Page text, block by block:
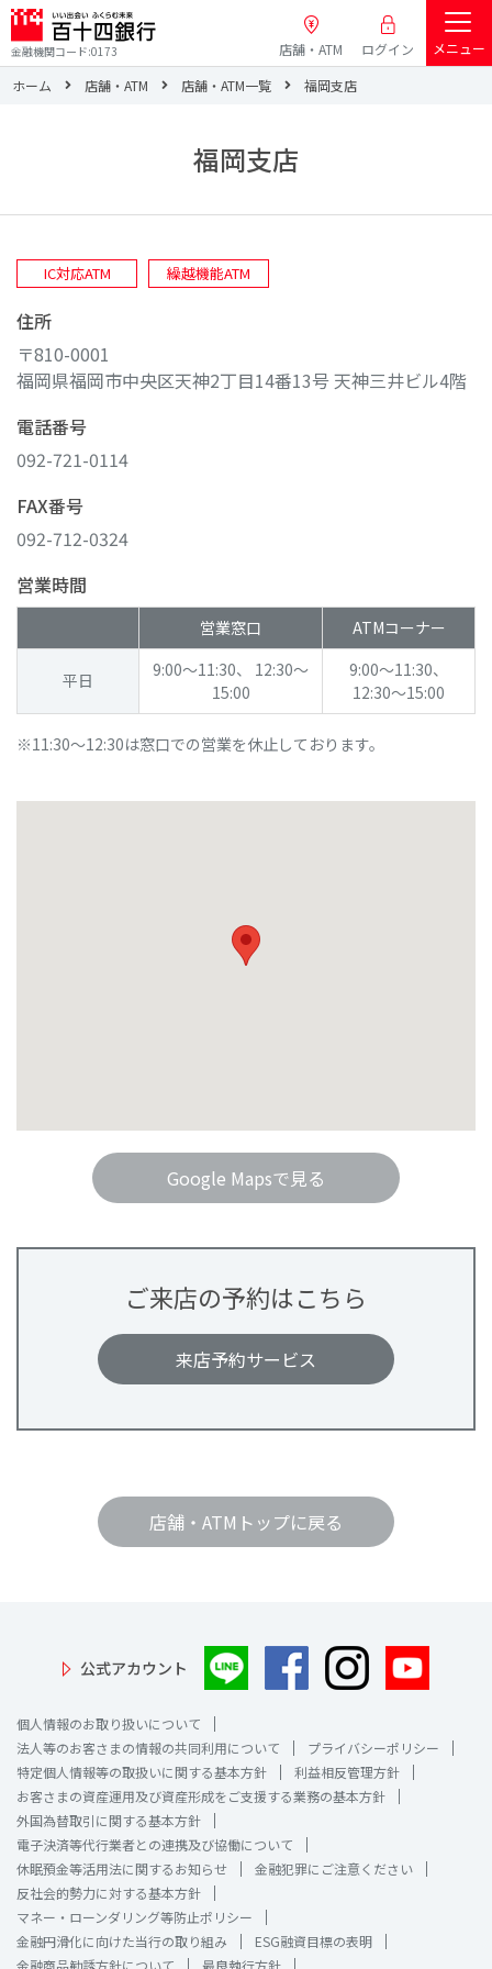
金融機関コード:0173 店舗・ATM ログイン
メニュー
ホーム
店舗・ATM 店舗・ATM一覧 福岡支店
福岡支店
IC対応ATM 繰越機能ATM
住所
〒810-0001
福岡県福岡市中央区天神2丁目14番13号 天神三井ビル4階
電話番号
092-721-0114
FAX番号
092-712-0324
営業時間
営業窓口 ATMコーナー
平日
9:00～11:30、 12:30～
15:00
9:00～11:30、
12:30～15:00
11:30～12:30は窓口での営業を休止しております。
Google Mapsで見る
ご来店の予約はこちら
来店予約サービス
店舗・ATMトップに戻る
公式アカウント
個人情報のお取り扱いについて
法人等のお客さまの情報の共同利用について
プライバシーポリシー
特定個人情報等の取扱いに関する基本方針
利益相反管理方針
お客さまの資産運用及び資産形成をご支援する業務の基本方針
外国為替取引に関する基本方針
電子決済等代行業者との連携及び協働について
休眠預金等活用法に関するお知らせ
金融犯罪にご注意ください
反社会的勢力に対する基本方針
マネー・ローンダリング等防止ポリシー
金融円滑化に向けた当行の取り組み
ESG融資目標の表明
金融商品勧誘方針について
最良執行方針